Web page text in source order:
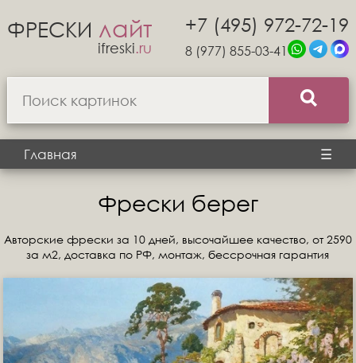
ФРЕСКИ лайт
ifreski.ru
+7 (495) 972-72-19
8 (977) 855-03-41
Главная ☰
Фрески берег
Авторские фрески за 10 дней, высочайшее качество, от 2590
за м2, доставка по РФ, монтаж, бессрочная гарантия